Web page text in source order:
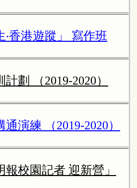
‧香港遊蹤」 寫作班
劃 （2019-2020）
演練 （2019-2020）
報校園記者 迎新營」